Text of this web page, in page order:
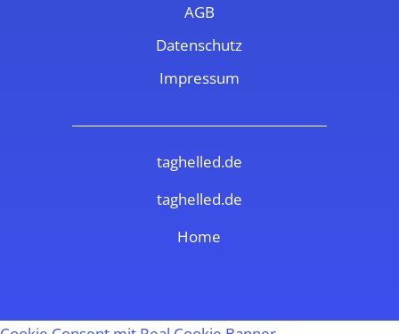
AGB
Datenschutz
Impressum
taghelled.de
taghelled.de
Home